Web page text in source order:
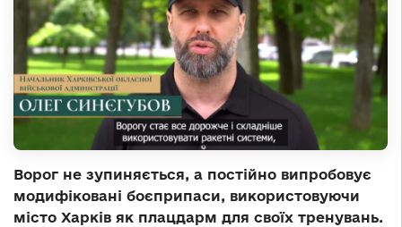
Ворог не зупиняється, а постійно випробовує
модифіковані боєприпаси, використовуючи
місто Харків як плацдарм для своїх тренувань.